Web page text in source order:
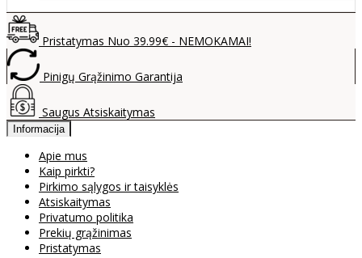
Pristatymas Nuo 39.99€ - NEMOKAMAI!
Pinigų Grąžinimo Garantija
Saugus Atsiskaitymas
Informacija
Apie mus
Kaip pirkti?
Pirkimo sąlygos ir taisyklės
Atsiskaitymas
Privatumo politika
Prekių grąžinimas
Pristatymas